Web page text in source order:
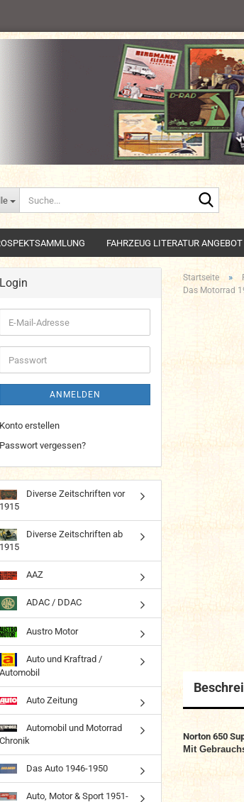
FAHRZEUG LITERATUR ANGEBOT
Startseite »
Das Motorrad
Norton 650
Mit
Login
E-
Mail-
Adresse
Passwort
ANMELDEN
Konto erstellen
Passwort vergessen?
Diverse Zeitschriften vor
1915
Diverse Zeitschriften ab
1915
AAZ
ADAC / DDAC
Austro Motor
Auto und Kraftrad /
Automobil
Auto Zeitung
Automobil und Motorrad
Chronik
Das Auto 1946-1950
Auto, Motor & Sport 1951-